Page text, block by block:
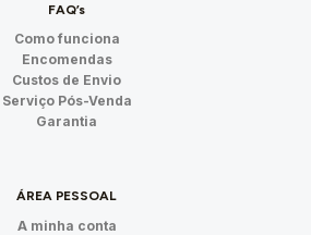
FAQ’s
Como funciona
Encomendas
Custos de Envio
Serviço Pós-Venda
Garantia
ÁREA PESSOAL
A minha conta